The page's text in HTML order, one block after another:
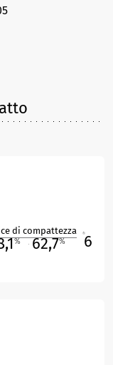
di compattezza
% 62,7% 6